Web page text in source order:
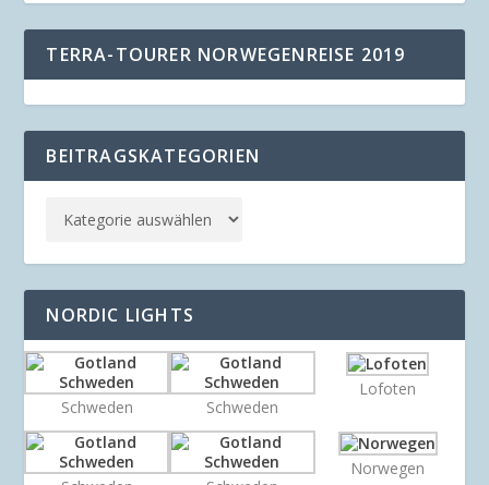
TERRA-TOURER NORWEGENREISE 2019
BEITRAGSKATEGORIEN
NORDIC LIGHTS
Schweden Schweden
Lofoten
Norwegen